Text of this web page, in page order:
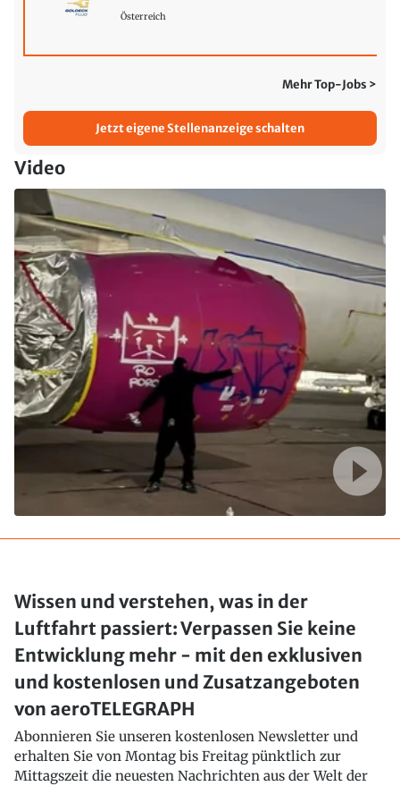
Österreich
Mehr Top-Jobs >
Jetzt eigene Stellenanzeige schalten
Video
Wissen und verstehen, was in der
Luftfahrt passiert: Verpassen Sie keine
Entwicklung mehr - mit den exklusiven
und kostenlosen und Zusatzangeboten
von aeroTELEGRAPH
Abonnieren Sie unseren kostenlosen Newsletter und
erhalten Sie von Montag bis Freitag pünktlich zur
Mittagszeit die neuesten Nachrichten aus der Welt der